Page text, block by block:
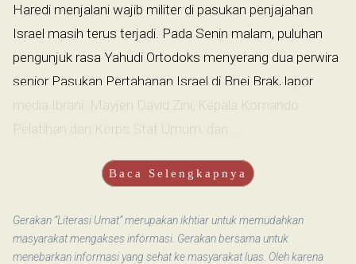
Haredi menjalani wajib militer di pasukan penjajahan
Israel masih terus terjadi. Pada Senin malam, puluhan
pengunjuk rasa Yahudi Ortodoks menyerang dua perwira
senior Pasukan Pertahanan Israel di Bnei Brak, lapor
media Ibrani. Mayjen David Zini, Kepala Komando
Pelatihan dan Korps Staf Umum, dan...
Baca Selengkapnya
Gerakan “Literasi Umat” merupakan ikhtiar untuk memudahkan
masyarakat mengakses informasi. Gerakan bersama untuk
menebarkan informasi yang sehat ke masyarakat luas. Oleh karena